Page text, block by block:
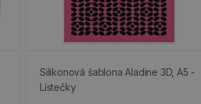
Silikonová šablona Aladine 3D, A5 -
Lístečky